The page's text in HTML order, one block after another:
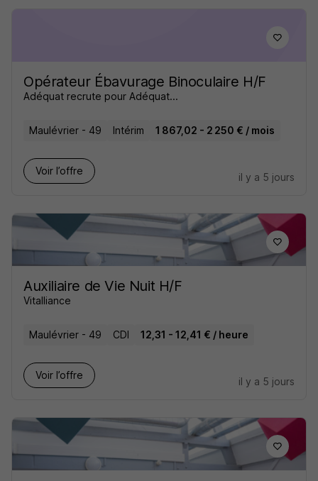
Opérateur Ébavurage Binoculaire H/F
Adéquat recrute pour Adéquat...
Maulévrier - 49 Intérim 1 867,02 - 2 250 € / mois
Voir l’offre
il y a 5 jours
Auxiliaire de Vie Nuit H/F
Vitalliance
Maulévrier - 49 CDI 12,31 - 12,41 € / heure
Voir l’offre
il y a 5 jours